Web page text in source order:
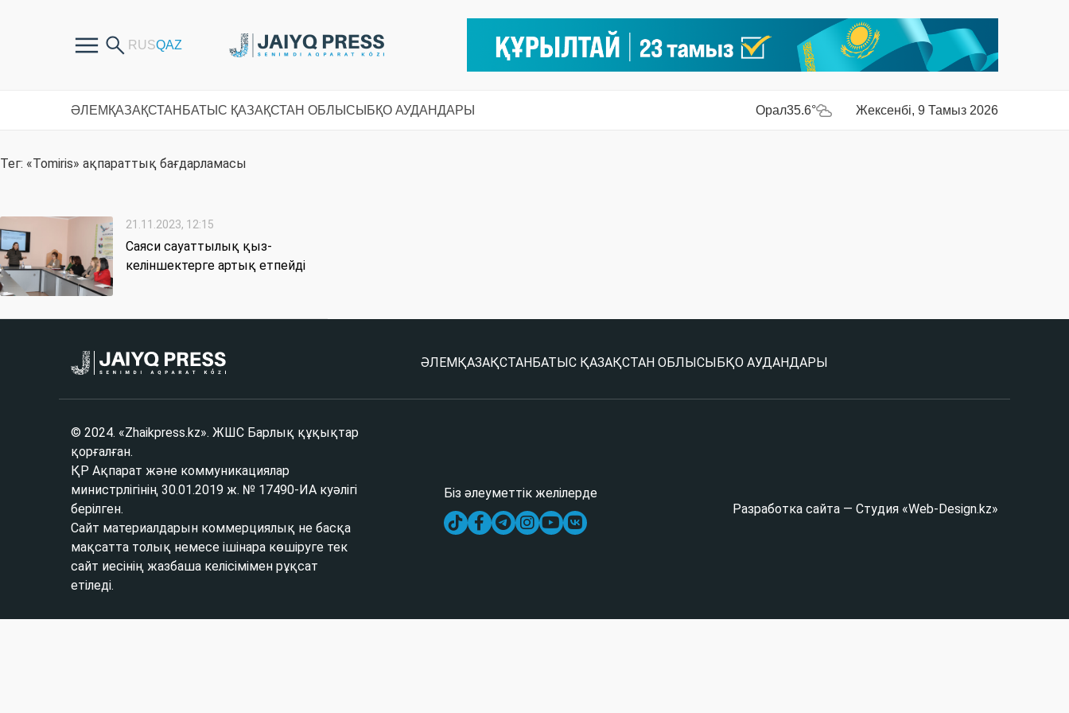
ӘЛЕМ ҚАЗАҚСТАН БАТЫС ҚАЗАҚСТАН ОБЛЫСЫ БҚО АУДАНДАРЫ Орал35.6° Жексенбі, 9 Тамыз 2026
Тег: «Tomiris» ақпараттық бағдарламасы
21.11.2023, 12:15
Саяси сауаттылық қыз-
келіншектерге артық етпейді
ӘЛЕМ ҚАЗАҚСТАН БАТЫС ҚАЗАҚСТАН ОБЛЫСЫ БҚО АУДАНДАРЫ
© 2024. «Zhaikpress.kz». ЖШС Барлық құқықтар
қорғалған.
ҚР Ақпарат және коммуникациялар
министрлігінің 30.01.2019 ж. № 17490-ИА куәлігі
берілген.
Сайт материалдарын коммерциялық не басқа
мақсатта толық немесе ішінара көшіруге тек
сайт иесінің жазбаша келісімімен рұқсат
етіледі.
Біз әлеуметтік желілерде
Разработка сайта — Студия «Web-Design.kz»